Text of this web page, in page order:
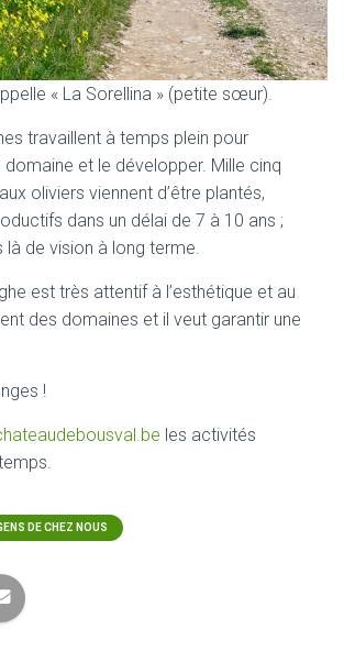
« La Sorellina » (petite sœur).
travaillent à temps plein pour
domaine et le développer. Mille cinq
oliviers viennent d’être plantés,
dans un délai de 7 à 10 ans ;
là de vision à long terme.
est très attentif à l’esthétique et au
des domaines et il veut garantir une
!
les activités
DE CHEZ NOUS